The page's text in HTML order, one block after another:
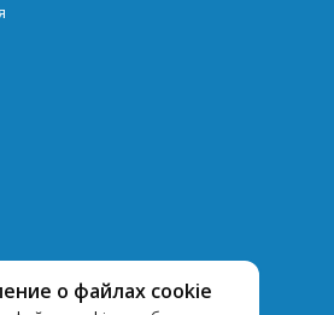
о файлах cookie